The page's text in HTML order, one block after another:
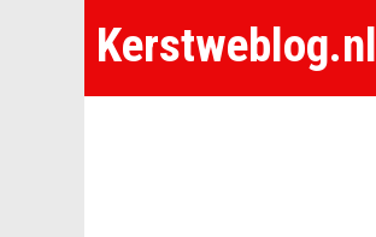
Kerstweblog.nl